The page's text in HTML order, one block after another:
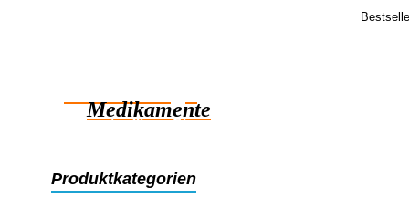
Medikamente
intelligent Einsparungen online
Produktkategorien